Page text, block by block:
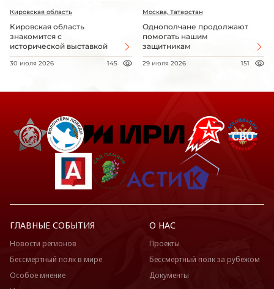
Кировская область
Кировская область
знакомится с
исторической выставкой
30 июля 2026 145
Москва, Татарстан
Однополчане продолжают
помогать нашим
защитникам
29 июля 2026 151
ГЛАВНЫЕ СОБЫТИЯ
Новости регионов
Бессмертный полк в мире
Особое мнение
О НАС
Проекты
Бессмертный полк за рубежом
Документы